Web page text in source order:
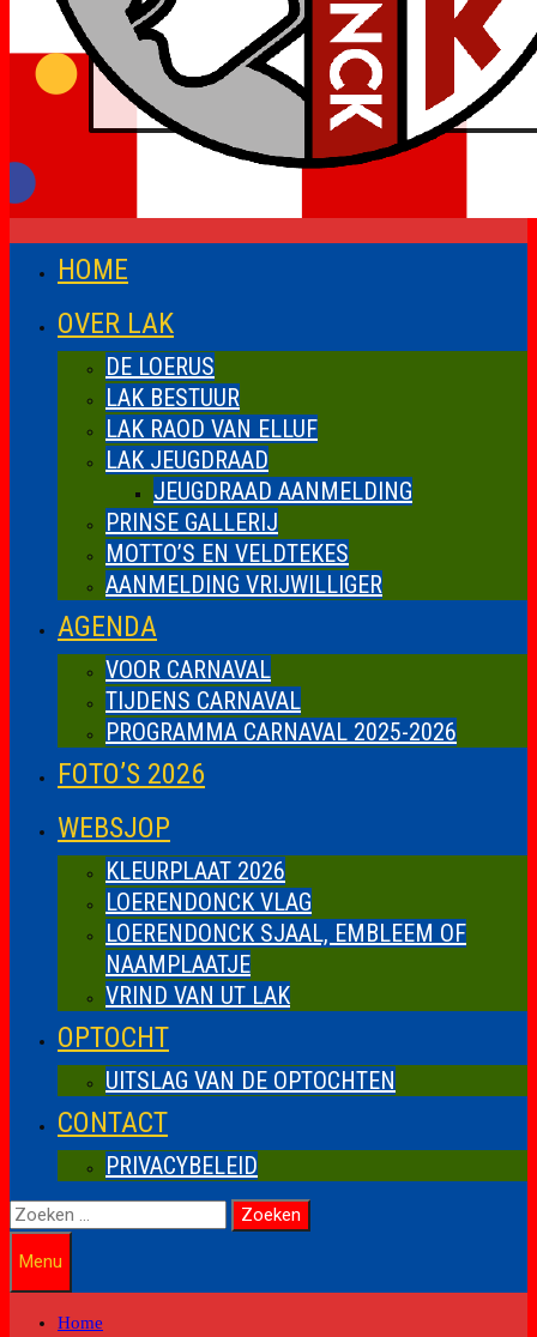
HOME
OVER LAK
DE LOERUS
LAK BESTUUR
LAK RAOD VAN ELLUF
LAK JEUGDRAAD
JEUGDRAAD AANMELDING
PRINSE GALLERIJ
MOTTO’S EN VELDTEKES
AANMELDING VRIJWILLIGER
AGENDA
VOOR CARNAVAL
TIJDENS CARNAVAL
PROGRAMMA CARNAVAL 2025-2026
FOTO’S 2026
WEBSJOP
KLEURPLAAT 2026
LOERENDONCK VLAG
LOERENDONCK SJAAL, EMBLEEM OF
NAAMPLAATJE
VRIND VAN UT LAK
OPTOCHT
UITSLAG VAN DE OPTOCHTEN
CONTACT
PRIVACYBELEID
Zoeken
naar:
Menu
Home